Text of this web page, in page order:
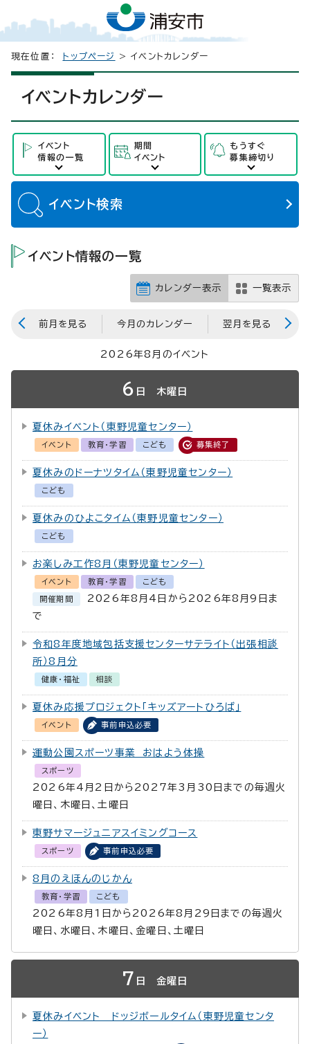
現在位置： トップページ > イベントカレンダー
イベントカレンダー
イベント
情報の一覧
期間
イベント
もうすぐ
募集締切り
イベント検索
イベント情報の一覧
カレンダー表示 一覧表示
前月を見る 今月のカレンダー 翌月を見る
2026年8月のイベント
6 日 木曜日
夏休みイベント（東野児童センター）
イベント 教育・学習 こども 募集終了
夏休みのドーナツタイム（東野児童センター）
こども
夏休みのひよこタイム（東野児童センター）
こども
お楽しみ工作8月（東野児童センター）
イベント 教育・学習 こども
開催期間
2026年8月4日から2026年8月9日ま
で
令和8年度地域包括支援センターサテライト（出張相談
所）8月分
健康・福祉 相談
夏休み応援プロジェクト「キッズアートひろば」
イベント 事前申込必要
運動公園スポーツ事業 おはよう体操
スポーツ
2026年4月2日から2027年3月30日までの毎週火
曜日、木曜日、土曜日
東野サマージュニアスイミングコース
スポーツ 事前申込必要
8月のえほんのじかん
教育・学習 こども
2026年8月1日から2026年8月29日までの毎週火
曜日、水曜日、木曜日、金曜日、土曜日
7 日 金曜日
夏休みイベント ドッジボールタイム（東野児童センタ
ー）